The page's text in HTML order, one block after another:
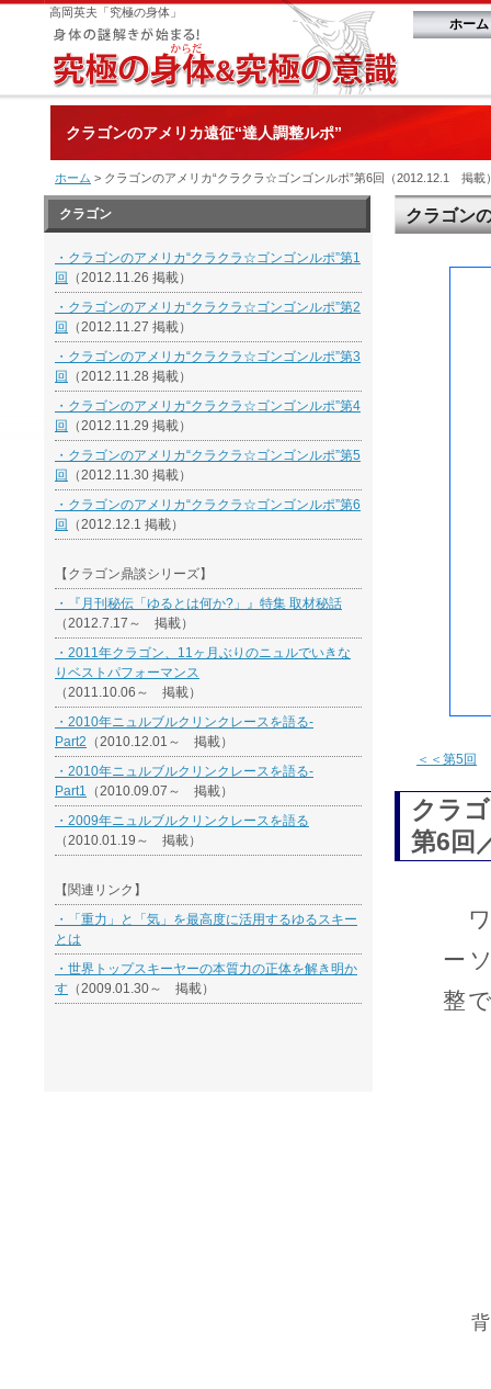
高岡英夫「究極の身体」
ホーム
クラゴンのアメリカ遠征“達人調整ルポ”
ホーム > クラゴンのアメリカ“クラクラ☆ゴンゴンルポ”第6回（2012.12.1 掲載
クラゴン
・クラゴンのアメリカ“クラクラ☆ゴンゴンルポ”第1
回
（2012.11.26 掲載）
・クラゴンのアメリカ“クラクラ☆ゴンゴンルポ”第2
回
（2012.11.27 掲載）
・クラゴンのアメリカ“クラクラ☆ゴンゴンルポ”第3
回
（2012.11.28 掲載）
・クラゴンのアメリカ“クラクラ☆ゴンゴンルポ”第4
回
（2012.11.29 掲載）
・クラゴンのアメリカ“クラクラ☆ゴンゴンルポ”第5
回
（2012.11.30 掲載）
・クラゴンのアメリカ“クラクラ☆ゴンゴンルポ”第6
回
（2012.12.1 掲載）
【クラゴン鼎談シリーズ】
・『月刊秘伝「ゆるとは何か?」』特集 取材秘話
（2012.7.17～ 掲載）
・2011年クラゴン、11ヶ月ぶりのニュルでいきな
りベストパフォーマンス
（2011.10.06～ 掲載）
・2010年ニュルブルクリンクレースを語る-
Part2 （2010.12.01～ 掲載）
・2010年ニュルブルクリンクレースを語る-
Part1 （2010.09.07～ 掲載）
・2009年ニュルブルクリンクレースを語る
（2010.01.19～ 掲載）
【関連リンク】
・「重力」と「気」を最高度に活用するゆるスキー
とは
・世界トップスキーヤーの本質力の正体を解き明か
す （2009.01.30～ 掲載）
クラゴン
＜＜第5回
クラ
第6回
ワ
ー
整